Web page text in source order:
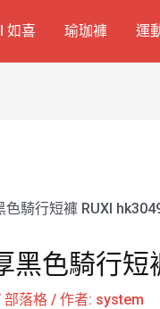
如喜 瑜珈褲 運
黑色騎行
部落格/ 作者: system